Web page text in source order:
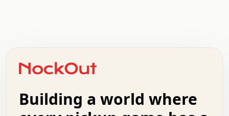
+   .   .   .   .   .   .   .   .   .   +   .   .
.   .   .   .   .   .   .   .   .   .   .   :   .
.   .   .   .   +   .   .   .   .   .   .   .   +
Building a world where